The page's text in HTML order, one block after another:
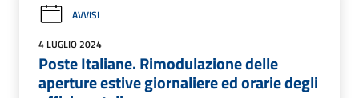
AVVISI
4 LUGLIO 2024
Poste Italiane. Rimodulazione delle
aperture estive giornaliere ed orarie degli